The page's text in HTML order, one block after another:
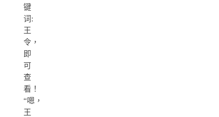
键
词:
王
令，
即
可
查
看！
“嗯，
王